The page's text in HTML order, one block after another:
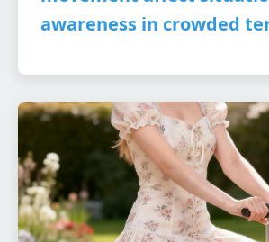
awareness in crowded